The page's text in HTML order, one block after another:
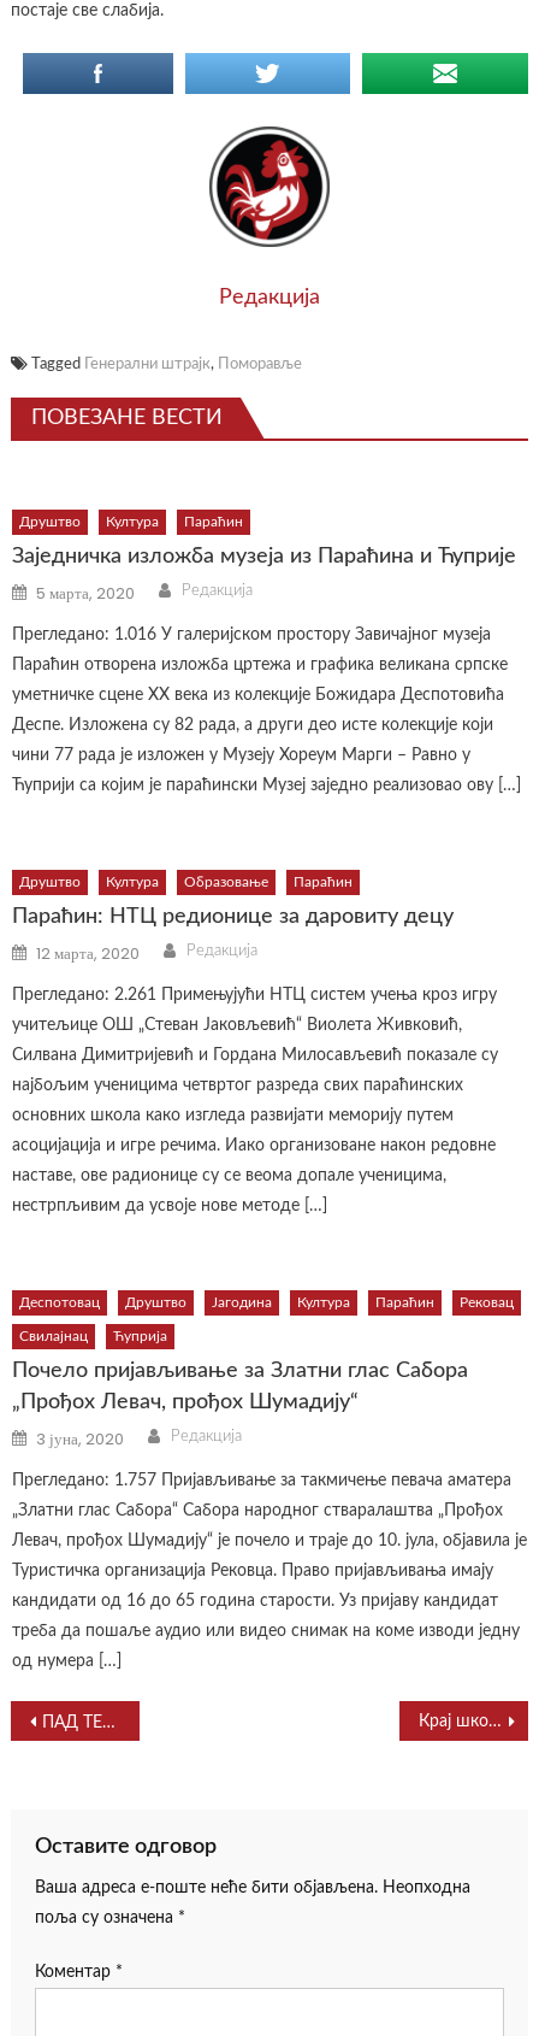
постаје све слабија.
Редакција
Tagged Генерални штрајк, Поморавље
ПОВЕЗАНЕ ВЕСТИ
Друштво Култура Параћин
Заједничка изложба музеја из Параћина и Ћуприје
Posted
on
5 марта, 2020 Author
Редакција
Прегледано: 1.016 У галеријском простору Завичајног музеја
Параћин отворена изложба цртежа и графика великана српске
уметничке сцене XX века из колекције Божидара Деспотовића
Деспе. Изложена су 82 рада, а други део исте колекције који
чини 77 рада је изложен у Музеју Хореум Марги – Равно у
Ћуприји са којим је параћински Музеј заједно реализовао ову […]
Друштво Култура Образовање Параћин
Параћин: НТЦ редионице за даровиту децу
Posted
on
12 марта, 2020 Author
Редакција
Прегледано: 2.261 Примењујући НТЦ систем учења кроз игру
учитељице ОШ „Стеван Јаковљевић“ Виолета Живковић,
Силвана Димитријевић и Гордана Милосављевић показале су
најбољим ученицима четвртог разреда свих параћинских
основних школа како изгледа развијати меморију путем
асоцијација и игре речима. Иако организоване након редовне
наставе, ове радионице су се веома допале ученицима,
нестрпљивим да усвоје нове методе […]
Деспотовац Друштво Јагодина Култура Параћин Рековац
Свилајнац Ћуприја
Почело пријављивање за Златни глас Сабора
„Прођох Левач, прођох Шумадију“
Posted
on
3 јуна, 2020 Author
Редакција
Прегледано: 1.757 Пријављивање за такмичење певача аматера
„Златни глас Сабора“ Сабора народног стваралаштва „Прођох
Левач, прођох Шумадију“ је почело и траје до 10. јула, објавила је
Туристичка организација Рековца. Право пријављивања имају
кандидати од 16 до 65 година старости. Уз пријаву кандидат
треба да пошаље аудио или видео снимак на коме изводи једну
од нумера […]
Кретање
ПАД ТЕНЗИЈА, БОРБА ПРОТИВ КОРУПЦИЈЕ И НАЈАВА НОРМАЛИЗАЦИЈЕ Крај школских блокада
Оставите одговор
Ваша адреса е-поште неће бити објављена. Неопходна
поља су означена *
Коментар *